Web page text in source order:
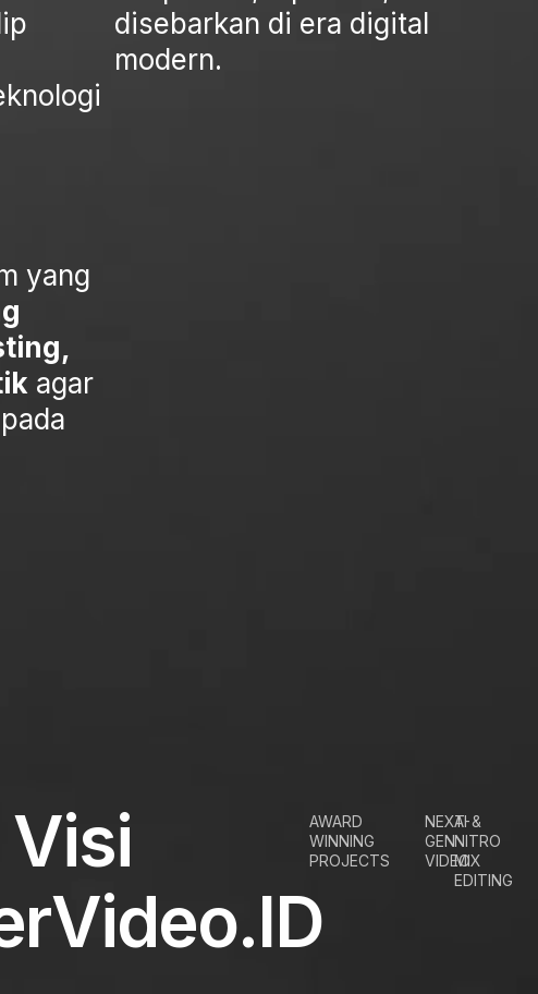
yang
agar
disebarkan di era digital
modern.
Visi
AWARD
WINNING
PROJECTS
NEXT-
GEN
VIDEO
AI &
NITRO
MIX
EDITING